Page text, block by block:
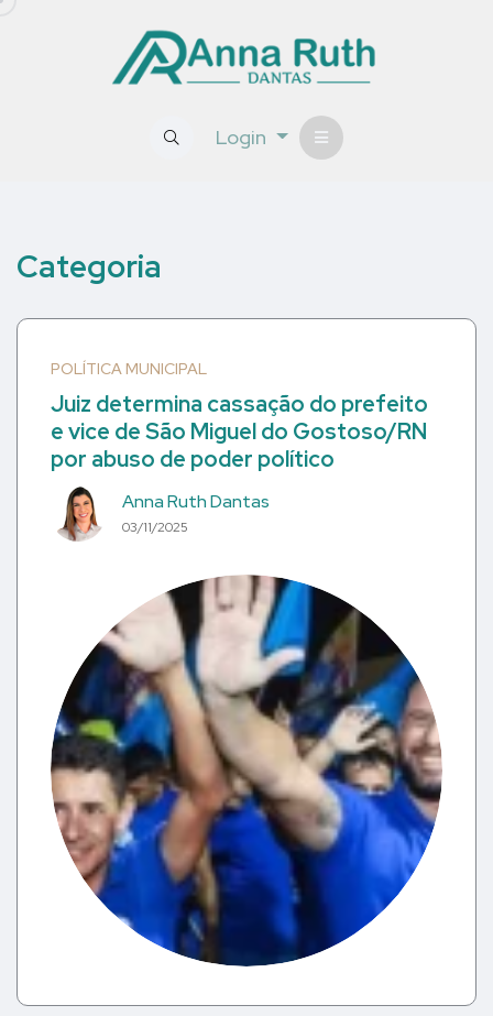
Login
Categoria
POLÍTICA MUNICIPAL
Juiz determina cassação do prefeito
e vice de São Miguel do Gostoso/RN
por abuso de poder político
Anna Ruth Dantas
03/11/2025